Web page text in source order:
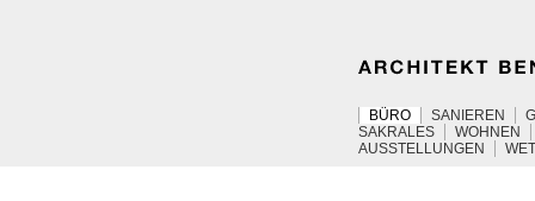
BÜRO SANIEREN
SAKRALES
WOHNEN
AUSSTELLUNGEN